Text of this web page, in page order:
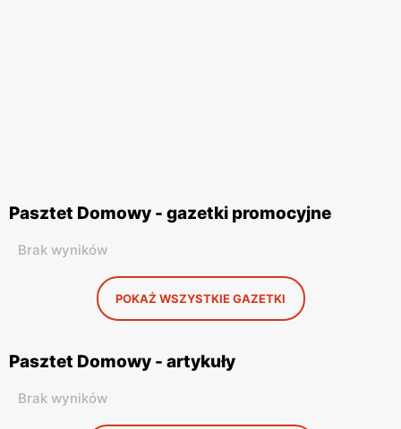
Pasztet Domowy - gazetki promocyjne
Brak wyników
POKAŻ WSZYSTKIE GAZETKI
Pasztet Domowy - artykuły
Brak wyników